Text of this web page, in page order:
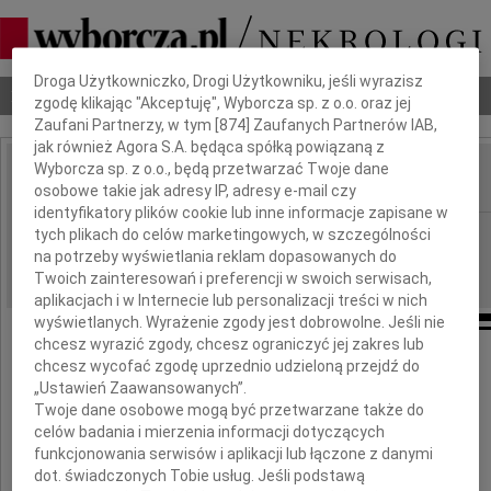
Nekrologi Odeszli Poradnik pogrzebowy
IMIĘ I NAZWISKO:
REGION: Wrocław
DATA EMISJI: 19.05.2010
Wyrazy głębokiego współczucia
Mamy
Dbamy o Twoją prywatność
Droga Użytkowniczko, Drogi Użytkowniku, jeśli wyrazisz
zgodę klikając "Akceptuję", Wyborcza sp. z o.o. oraz jej
Zaufani Partnerzy, w tym [874 ] Zaufanych Partnerów IAB,
jak również Agora S.A. będąca spółką powiązaną z
Wyborcza sp. z o.o., będą przetwarzać Twoje dane
osobowe takie jak adresy IP, adresy e-mail czy
identyfikatory plików cookie lub inne informacje zapisane w
tych plikach do celów marketingowych, w szczególności
na potrzeby wyświetlania reklam dopasowanych do
Twoich zainteresowań i preferencji w swoich serwisach,
aplikacjach i w Internecie lub personalizacji treści w nich
wyświetlanych. Wyrażenie zgody jest dobrowolne. Jeśli nie
chcesz wyrazić zgody, chcesz ograniczyć jej zakres lub
chcesz wycofać zgodę uprzednio udzieloną przejdź do
„Ustawień Zaawansowanych”.
Twoje dane osobowe mogą być przetwarzane także do
celów badania i mierzenia informacji dotyczących
funkcjonowania serwisów i aplikacji lub łączone z danymi
dot. świadczonych Tobie usług. Jeśli podstawą